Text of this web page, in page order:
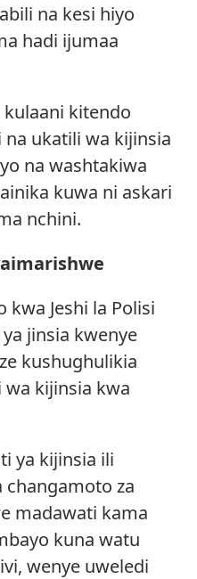
na kesi hiyo
hadi ijumaa
kitendo
ukatili wa kijinsia
na washtakiwa
kuwa ni askari
nchini.
kwa Jeshi la Polisi
jinsia kwenye
kushughulikia
kijinsia kwa
ya kijinsia ili
za
madawati kama
kuna watu
wenye uweledi